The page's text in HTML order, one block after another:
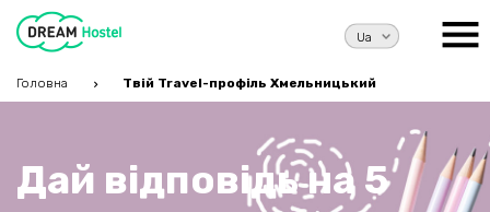
Головна Твiй Travel-профiль Хмельницький
Дай відповідь на 5